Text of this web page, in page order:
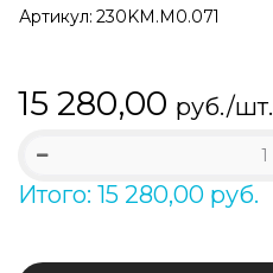
Артикул: 230KM.M0.071
15 280,00 руб./шт.
Итого: 15 280,00 руб.